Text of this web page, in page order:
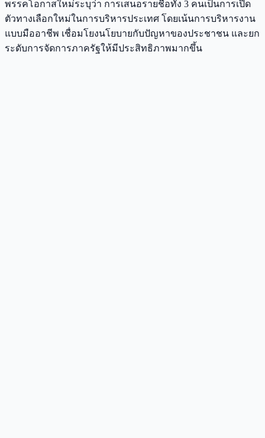
พรรคโอกาสใหม่ระบุว่า การเสนอรายชื่อทั้ง 3 คนเป็นการเปิด
ตัวทางเลือกใหม่ในการบริหารประเทศ โดยเน้นการบริหารงาน
แบบมืออาชีพ เชื่อมโยงนโยบายกับปัญหาของประชาชน และยก
ระดับการจัดการภาครัฐให้มีประสิทธิภาพมากขึ้น